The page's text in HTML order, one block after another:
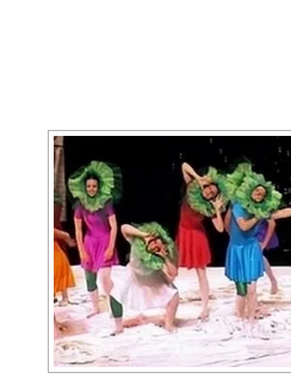
rubrique people de notre